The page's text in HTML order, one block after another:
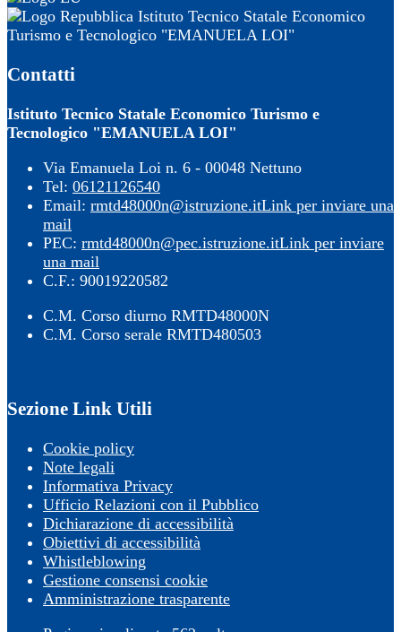
Istituto Tecnico Statale Economico
Turismo e Tecnologico "EMANUELA LOI"
Contatti
Istituto Tecnico Statale Economico Turismo e
Tecnologico "EMANUELA LOI"
Via Emanuela Loi n. 6 - 00048 Nettuno
Tel: 06121126540
Email: rmtd48000n@istruzione.itLink per inviare una
mail
PEC: rmtd48000n@pec.istruzione.itLink per inviare
una mail
C.F.: 90019220582
C.M. Corso diurno RMTD48000N
C.M. Corso serale RMTD480503
Sezione Link Utili
Cookie policy
Note legali
Informativa Privacy
Ufficio Relazioni con il Pubblico
Dichiarazione di accessibilità
Obiettivi di accessibilità
Whistleblowing
Gestione consensi cookie
Amministrazione trasparente